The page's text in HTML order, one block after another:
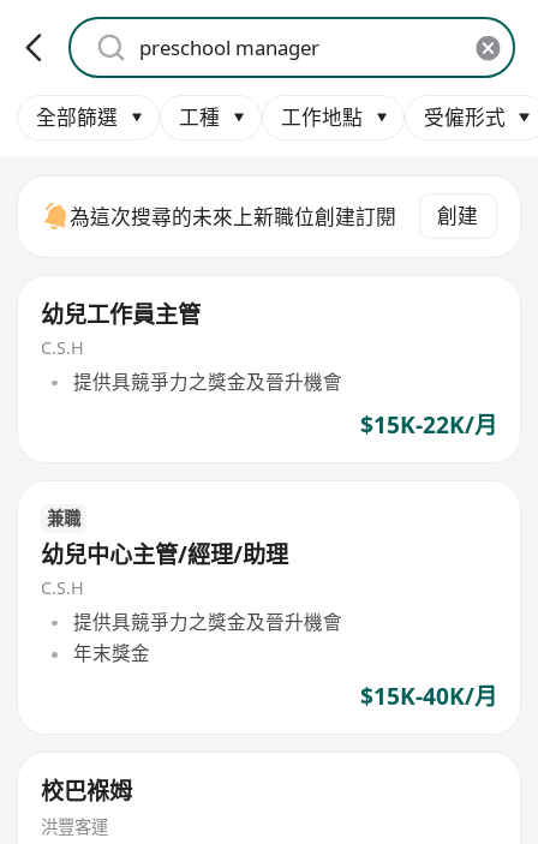
全部篩選 工種 工作地點 受僱形式
為這次搜尋的未來上新職位創建訂閱 創建
幼兒工作員主管
C.S.H
提供具競爭力之獎金及晉升機會
$15K-22K/月
兼職
幼兒中心主管/經理/助理
C.S.H
提供具競爭力之獎金及晉升機會
年末獎金
$15K-40K/月
校巴褓姆
洪豐客運